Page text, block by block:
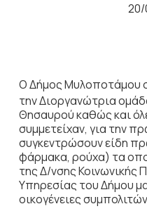
20/
Ο Δήμος Μυλοποτάμου
την Διοργανώτρια
Θησαυρού καθώς και
συμμετείχαν, για την
συγκεντρώσουν είδη
φάρμακα, ρούχα) τα
της Δ/νσης Κοινωνικής
Υπηρεσίας του Δήμου
οικογένειες